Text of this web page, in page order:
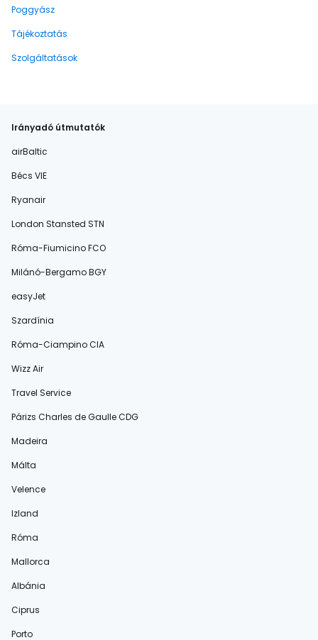
Poggyász
Tájékoztatás
Szolgáltatások
Irányadó útmutatók
airBaltic
Bécs VIE
Ryanair
London Stansted STN
Róma-Fiumicino FCO
Milánó-Bergamo BGY
easyJet
Szardínia
Róma-Ciampino CIA
Wizz Air
Travel Service
Párizs Charles de Gaulle CDG
Madeira
Málta
Velence
Izland
Róma
Mallorca
Albánia
Ciprus
Porto